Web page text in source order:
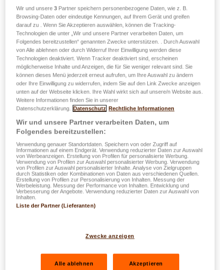
Wir und unsere3 Partner speichern personenbezogene Daten, wie z. B.
Browsing-Daten oder eindeutige Kennungen, auf Ihrem Gerät und greifen
darauf zu . Wenn Sie Akzeptieren auswählen, können die Tracking-
Technologien die unter „Wir und unsere Partner verarbeiten Daten, um
Folgendes bereitzustellen“ genannten Zwecke unterstützen. . Durch Auswahl
von Alle ablehnen oder durch Widerruf Ihrer Einwilligung werden diese
Technologien deaktiviert. Wenn Tracker deaktiviert sind, erscheinen
möglicherweise Inhalte und Anzeigen, die für Sie weniger relevant sind. Sie
können dieses Menü jederzeit erneut aufrufen, um Ihre Auswahl zu ändern
oder Ihre Einwilligung zu widerrufen, indem Sie auf den Link Zwecke anzeigen
unten auf der Webseite klicken. Ihre Wahl wirkt sich auf unsere/n Website aus.
Weitere Informationen finden Sie in unserer
Datenschutzerklärung. Datenschutz Rechtliche Informationen
Wir und unsere Partner verarbeiten Daten, um
Folgendes bereitzustellen:
Verwendung genauer Standortdaten. Speichern von oder Zugriff auf
Informationen auf einem Endgerät. Verwendung reduzierter Daten zur Auswahl
von Werbeanzeigen. Erstellung von Profilen für personalisierte Werbung.
Verwendung von Profilen zur Auswahl personalisierter Werbung. Verwendung
von Profilen zur Auswahl personalisierter Inhalte. Analyse von Zielgruppen
durch Statistiken oder Kombinationen von Daten aus verschiedenen Quellen.
Erstellung von Profilen zur Personalisierung von Inhalten. Messung der
Werbeleistung. Messung der Performance von Inhalten. Entwicklung und
Verbesserung der Angebote. Verwendung reduzierter Daten zur Auswahl von
Inhalten.
Liste der Partner (Lieferanten)
Zwecke anzeigen
Alle ablehnen Akzeptieren